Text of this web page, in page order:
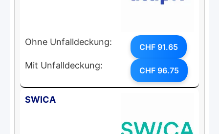
Ohne Unfalldeckung: CHF 91.65
Mit Unfalldeckung: CHF 96.75
SWICA